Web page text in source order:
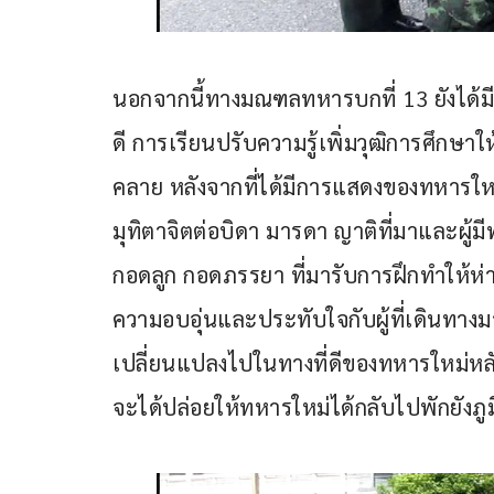
นอกจากนี้ทางมณฑลทหารบกที่ 13 ยังได้
ดี การเรียนปรับความรู้เพิ่มวุฒิการศึกษา
คลาย หลังจากที่ได้มีการแสดงของทหาร
มุทิตาจิตต่อบิดา มารดา ญาติที่มาและผู้มี
กอดลูก กอดภรรยา ที่มารับการฝึกทำให้ห่
ความอบอุ่นและประทับใจกับผู้ที่เดินทาง
เปลี่ยนแปลงไปในทางที่ดีของทหารใหม่
จะได้ปล่อยให้ทหารใหม่ได้กลับไปพักยัง